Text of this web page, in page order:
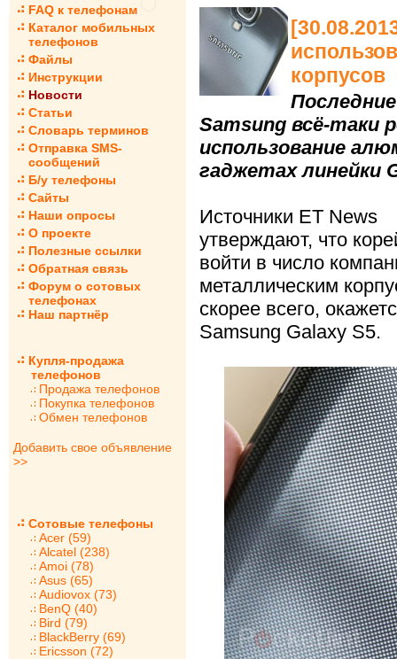
FAQ к телефонам
Каталог мобильных
телефонов
Файлы
Инструкции
Новости
Статьи
Словарь терминов
Отправка SMS-
сообщений
Б/у телефоны
Сайты
Наши опросы
О проекте
Полезные ссылки
Обратная связь
Форум о сотовых
телефонах
Наш партнёр
Купля-продажа
телефонов
Продажа телефонов
Покупка телефонов
Обмен телефонов
Добавить свое объявление
>>
Сотовые телефоны
Acer (59)
Alcatel (238)
Amoi (78)
Asus (65)
Audiovox (73)
BenQ (40)
Bird (79)
BlackBerry (69)
Ericsson (72)
корпусов
Samsung всё-таки
использование
гаджетах линейки
Источники ET News
утверждают, что
войти в число
металлическим
скорее всего,
Samsung Galaxy S5.